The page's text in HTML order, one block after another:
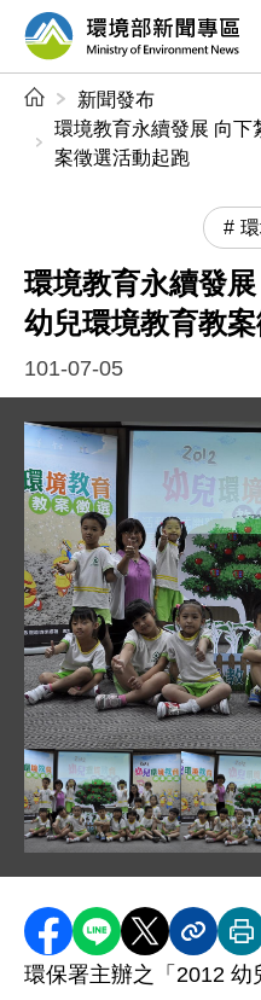
前往中央內容區塊
環境部新聞
新聞發布
環境教育永續發展 向下
案徵選活動起跑
環境教育永續發
幼兒環境教育教
101-07-05
圖片說明：0705 環保
分享至 Facebook
分享到 LINE
分享到 X
分享內
環保署主辦之「2012